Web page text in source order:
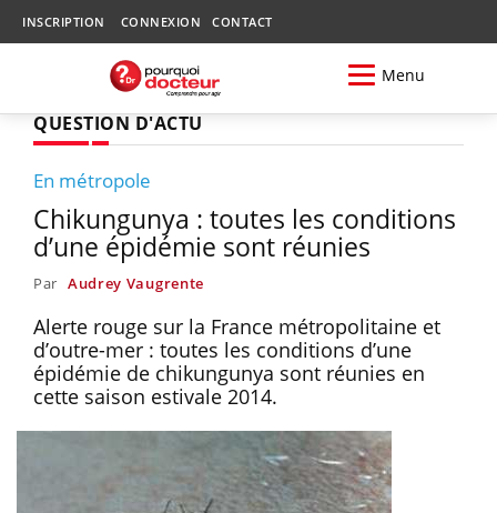
INSCRIPTION CONNEXION CONTACT
Menu
QUESTION D'ACTU
En métropole
Chikungunya : toutes les conditions
d’une épidémie sont réunies
Par Audrey Vaugrente
Alerte rouge sur la France métropolitaine et
d’outre-mer : toutes les conditions d’une
épidémie de chikungunya sont réunies en
cette saison estivale 2014.